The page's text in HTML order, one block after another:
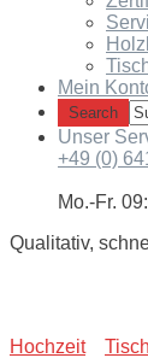
Mein
Unser
+49 (0)
Mo.-Fr.
Qualitativ,
Hochzeit